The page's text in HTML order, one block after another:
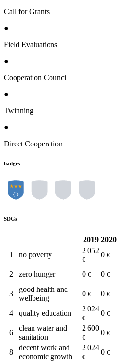
Call for Grants
●
Field Evaluations
●
Cooperation Council
●
Twinning
●
Direct Cooperation
badges
SDGs
2019 2020
1
no poverty
2 052
€
0 €
2 zero hunger 0 € 0 €
3
good health and
wellbeing
0 € 0 €
4 quality education
2 024
€
0 €
6
clean water and
sanitation
2 600
€
0 €
8
decent work and
economic growth
2 024
€
0 €